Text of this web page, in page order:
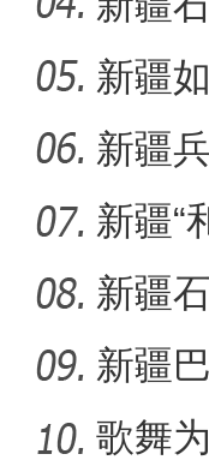
新
新疆
新疆
迹”？
新疆“
新疆
新疆
歌舞